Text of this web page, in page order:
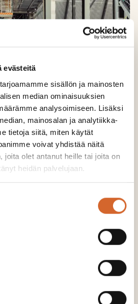
evästeitä
sisällön ja mainosten
median ominaisuuksien
analysoimiseen. Lisäksi
mainosalan ja analytiikka-
tietoja siitä, miten käytät
voivat yhdistää näitä
joita olet antanut heille tai joita on
heidän palvelujaan.
sivuvirtojen
helpoksi”